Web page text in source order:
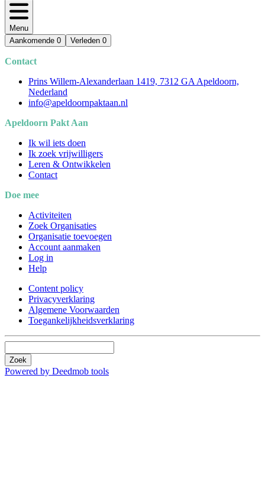
Menu
Aankomende 0 Verleden 0
Contact
Prins Willem-Alexanderlaan 1419, 7312 GA Apeldoorn,
Nederland
info@apeldoornpaktaan.nl
Apeldoorn Pakt Aan
Ik wil iets doen
Ik zoek vrijwilligers
Leren & Ontwikkelen
Contact
Doe mee
Activiteiten
Zoek Organisaties
Organisatie toevoegen
Account aanmaken
Log in
Help
Content policy
Privacyverklaring
Algemene Voorwaarden
Toegankelijkheidsverklaring
Zoek
Powered by Deedmob tools